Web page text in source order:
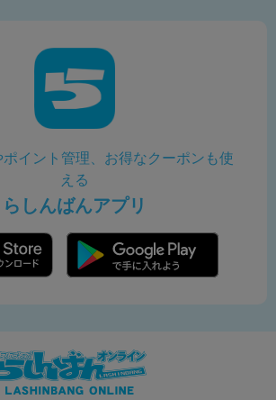
イント管理、お得なクーポンも使
える
らしんばんアプリ